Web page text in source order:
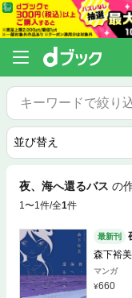
夜、海へ還るバス の
1〜1件/全1件
最新刊
森下裕美
マンガ
660